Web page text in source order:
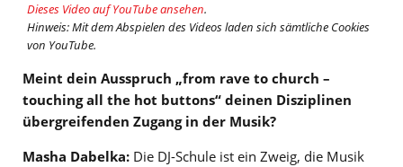
Dieses Video auf YouTube ansehen.
Hinweis: Mit dem Abspielen des Videos laden sich sämtliche Cookies
von YouTube.
Meint dein Ausspruch „from rave to church –
touching all the hot buttons“ deinen Disziplinen
übergreifenden Zugang in der Musik?
Masha Dabelka: Die DJ-Schule ist ein Zweig, die Musik